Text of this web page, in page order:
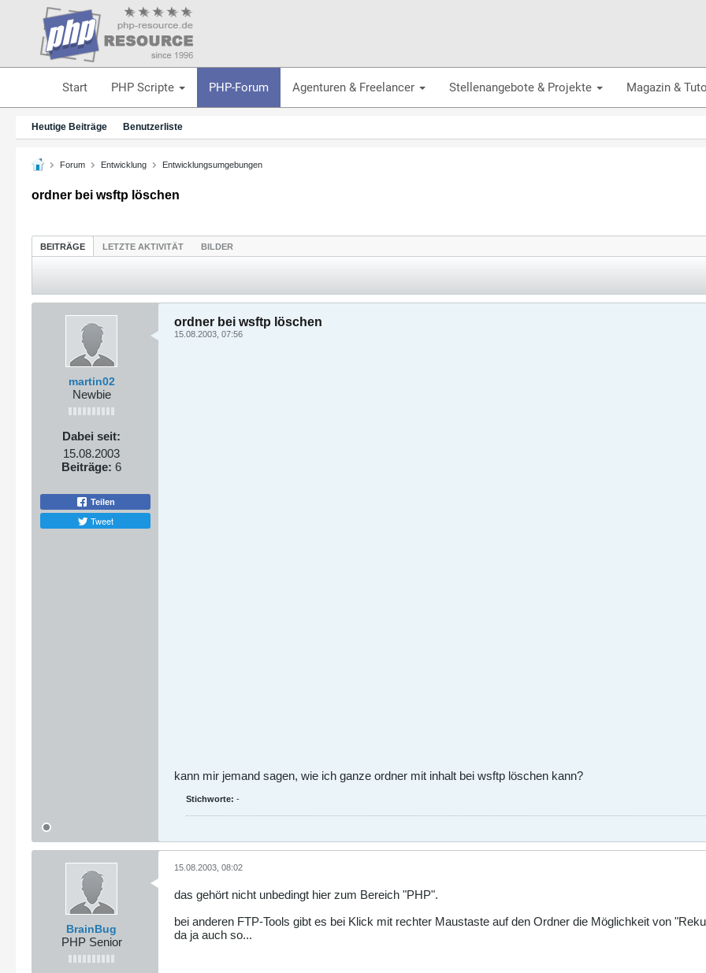
Start PHP Scripte PHP-Forum Agenturen & Freelancer Stellenangebote & Projekte Magazin &
Heutige Beiträge Benutzerliste
Forum Entwicklung Entwicklungsumgebungen
ordner bei wsftp löschen
BEITRÄGE LETZTE AKTIVITÄT BILDER
martin02
Newbie
Dabei seit:
15.08.2003
Beiträge: 6
Teilen
Tweet
ordner bei wsftp löschen
15.08.2003, 07:56
kann mir jemand sagen, wie ich ganze ordner mit inhalt bei wsftp löschen kann?
Stichworte: -
BrainBug
PHP Senior
15.08.2003, 08:02
das gehört nicht unbedingt hier zum Bereich "PHP".
bei anderen FTP-Tools gibt es bei Klick mit rechter Maustaste auf den Ordner die Möglichkeit von
da ja auch so...